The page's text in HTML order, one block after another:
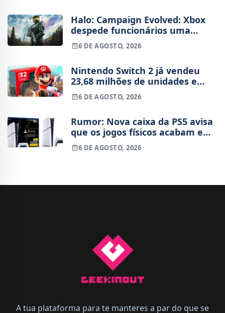
Halo: Campaign Evolved: Xbox
despede funcionários uma
semana após o lançamento
6 DE AGOSTO, 2026
Nintendo Switch 2 já vendeu
23,68 milhões de unidades e
está 4 milhões à frente da
Switch original no mesmo
6 DE AGOSTO, 2026
Rumor: Nova caixa da PS5 avisa
que os jogos físicos acabam em
2028
6 DE AGOSTO, 2026
A tua plataforma para te manteres a par do que se